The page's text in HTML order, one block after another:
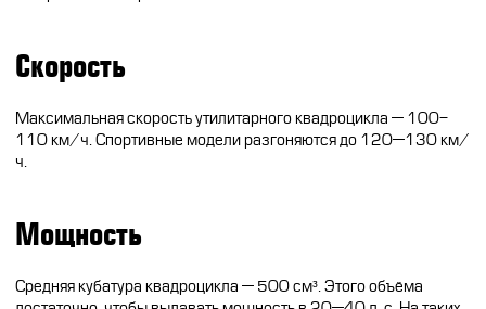
CFMOTO ФИНАНС
Дилеры
Скорость
Максимальная скорость утилитарного квадроцикла — 100-
110 км/ч. Спортивные модели разгоняются до 120—130 км/
ч.
Мощность
Средняя кубатура квадроцикла — 500 см³. Этого объёма